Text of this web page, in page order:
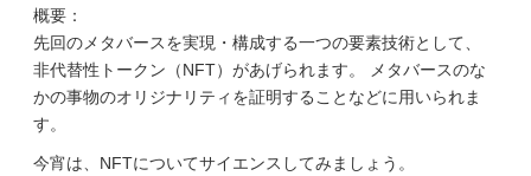
概要：
先回のメタバースを実現・構成する一つの要素技術として、
非代替性トークン（NFT）があげられます。 メタバースのな
かの事物のオリジナリティを証明することなどに用いられま
す。
今宵は、NFTについてサイエンスしてみましょう。